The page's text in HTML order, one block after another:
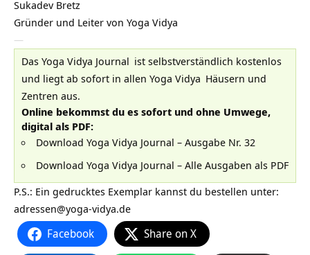
Sukadev Bretz
Gründer und Leiter von Yoga Vidya
—
Das Yoga Vidya Journal ist selbstverständlich kostenlos
und liegt ab sofort in allen Yoga Vidya Häusern und
Zentren aus.
Online bekommst du es sofort und ohne Umwege,
digital als PDF:
Download Yoga Vidya Journal – Ausgabe Nr. 32
Download Yoga Vidya Journal – Alle Ausgaben als PDF
P.S.: Ein gedrucktes Exemplar kannst du bestellen unter:
adressen@yoga-vidya.de
Facebook Share on X